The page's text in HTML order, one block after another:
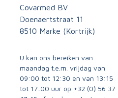
Covarmed BV
Doenaertstraat 11
8510 Marke (Kortrijk)
U kan ons bereiken van
maandag t.e.m. vrijdag van
09:00 tot 12:30 en van 13:15
tot 17:00 uur op +32 (0) 56 37